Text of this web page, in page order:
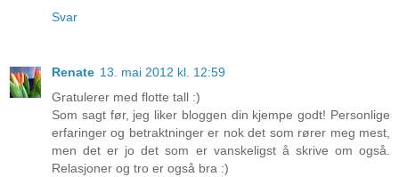
Svar
Renate 13. mai 2012 kl. 12:59
Gratulerer med flotte tall :)
Som sagt før, jeg liker bloggen din kjempe godt! Personlige
erfaringer og betraktninger er nok det som rører meg mest,
men det er jo det som er vanskeligst å skrive om også.
Relasjoner og tro er også bra :)